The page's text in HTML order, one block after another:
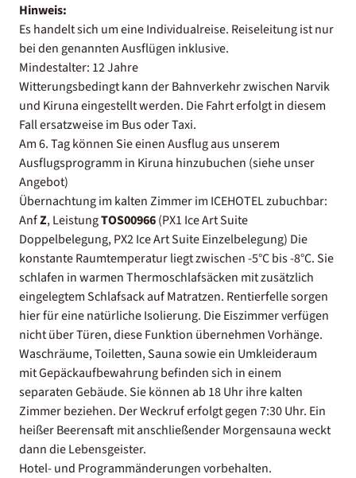
Hinweis:
Es handelt sich um eine Individualreise. Reiseleitung ist nur
bei den genannten Ausflügen inklusive.
Mindestalter: 12 Jahre
Witterungsbedingt kann der Bahnverkehr zwischen Narvik
und Kiruna eingestellt werden. Die Fahrt erfolgt in diesem
Fall ersatzweise im Bus oder Taxi.
Am 6. Tag können Sie einen Ausflug aus unserem
Ausflugsprogramm in Kiruna hinzubuchen (siehe unser
Angebot)
Übernachtung im kalten Zimmer im ICEHOTEL zubuchbar:
AnfZ, LeistungTOS00966(PX1 Ice Art Suite
Doppelbelegung, PX2 Ice Art Suite Einzelbelegung) Die
konstante Raumtemperatur liegt zwischen -5°C bis -8°C. Sie
schlafen in warmen Thermoschlafsäcken mit zusätzlich
eingelegtem Schlafsack auf Matratzen. Rentierfelle sorgen
hier für eine natürliche Isolierung. Die Eiszimmer verfügen
nicht über Türen, diese Funktion übernehmen Vorhänge.
Waschräume, Toiletten, Sauna sowie ein Umkleideraum
mit Gepäckaufbewahrung befinden sich in einem
separaten Gebäude. Sie können ab 18 Uhr ihre kalten
Zimmer beziehen. Der Weckruf erfolgt gegen 7:30 Uhr. Ein
heißer Beerensaft mit anschließender Morgensauna weckt
dann die Lebensgeister.
Hotel- und Programmänderungen vorbehalten.